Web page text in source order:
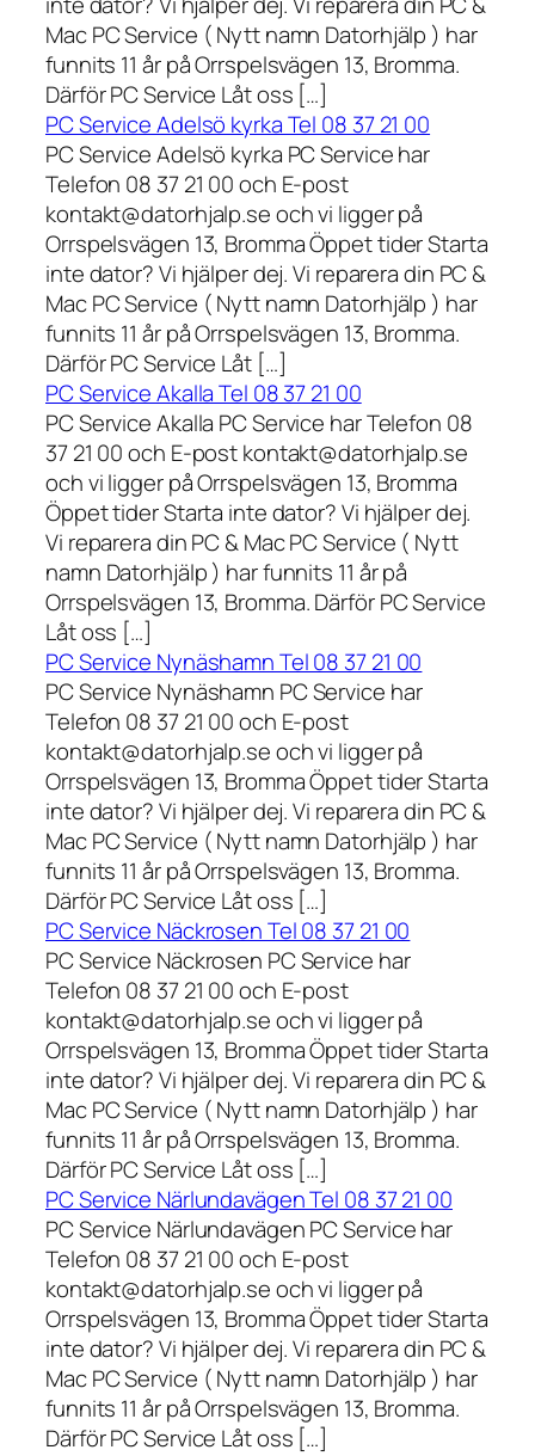
Mac PC Service ( Nytt namn Datorhjälp ) har
funnits 11 år på Orrspelsvägen 13, Bromma.
Därför PC Service Låt oss […]
PC Service Adelsö kyrka Tel 08 37 21 00
PC Service Adelsö kyrka PC Service har
Telefon 08 37 21 00 och E-post
kontakt@datorhjalp.se och vi ligger på
Orrspelsvägen 13, Bromma Öppet tider Starta
inte dator? Vi hjälper dej. Vi reparera din PC &
Mac PC Service ( Nytt namn Datorhjälp ) har
funnits 11 år på Orrspelsvägen 13, Bromma.
Därför PC Service Låt […]
PC Service Akalla Tel 08 37 21 00
PC Service Akalla PC Service har Telefon 08
37 21 00 och E-post kontakt@datorhjalp.se
och vi ligger på Orrspelsvägen 13, Bromma
Öppet tider Starta inte dator? Vi hjälper dej.
Vi reparera din PC & Mac PC Service ( Nytt
namn Datorhjälp ) har funnits 11 år på
Orrspelsvägen 13, Bromma. Därför PC Service
Låt oss […]
PC Service Nynäshamn Tel 08 37 21 00
PC Service Nynäshamn PC Service har
Telefon 08 37 21 00 och E-post
kontakt@datorhjalp.se och vi ligger på
Orrspelsvägen 13, Bromma Öppet tider Starta
inte dator? Vi hjälper dej. Vi reparera din PC &
Mac PC Service ( Nytt namn Datorhjälp ) har
funnits 11 år på Orrspelsvägen 13, Bromma.
Därför PC Service Låt oss […]
PC Service Näckrosen Tel 08 37 21 00
PC Service Näckrosen PC Service har
Telefon 08 37 21 00 och E-post
kontakt@datorhjalp.se och vi ligger på
Orrspelsvägen 13, Bromma Öppet tider Starta
inte dator? Vi hjälper dej. Vi reparera din PC &
Mac PC Service ( Nytt namn Datorhjälp ) har
funnits 11 år på Orrspelsvägen 13, Bromma.
Därför PC Service Låt oss […]
PC Service Närlundavägen Tel 08 37 21 00
PC Service Närlundavägen PC Service har
Telefon 08 37 21 00 och E-post
kontakt@datorhjalp.se och vi ligger på
Orrspelsvägen 13, Bromma Öppet tider Starta
inte dator? Vi hjälper dej. Vi reparera din PC &
Mac PC Service ( Nytt namn Datorhjälp ) har
funnits 11 år på Orrspelsvägen 13, Bromma.
Därför PC Service Låt oss […]